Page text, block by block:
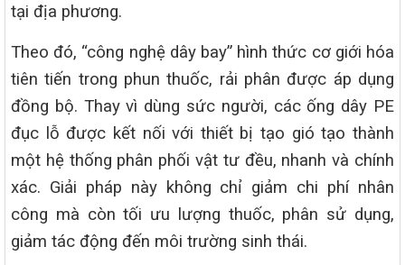
tại địa phương.
Theo đó, “công nghệ dây bay” hình thức cơ giới hóa
tiên tiến trong phun thuốc, rải phân được áp dụng
đồng bộ. Thay vì dùng sức người, các ống dây PE
đục lỗ được kết nối với thiết bị tạo gió tạo thành
một hệ thống phân phối vật tư đều, nhanh và chính
xác. Giải pháp này không chỉ giảm chi phí nhân
công mà còn tối ưu lượng thuốc, phân sử dụng,
giảm tác động đến môi trường sinh thái.